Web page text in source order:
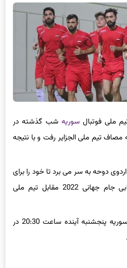
ملی فوتبال سوریه شب گذشته در
تیم ملی الجزایر رفت و با نتیجه
دوحه به سر می برد تا خود را برای
دیدار اولش در مرحله انتخابی جام جهانی 2022 مقابل تیم ملی
دیدار شاگردان اسکوچیچ با سوریه پنجشنبه آینده ساعت 20:30 در